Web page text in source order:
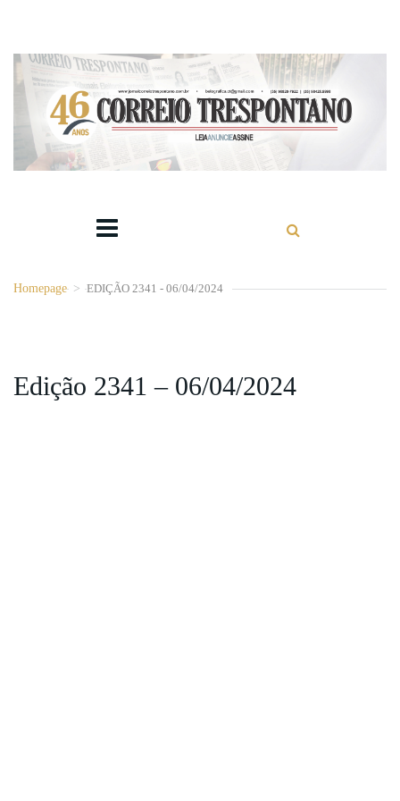
Homepage > EDIÇÃO 2341 - 06/04/2024
Edição 2341 – 06/04/2024